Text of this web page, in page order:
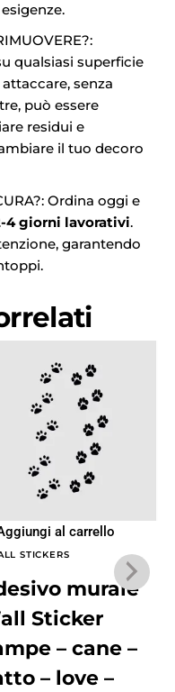
qualsiasi superficie
senza
può essere
residui e
il tuo decoro
Ordina oggi e
4 giorni lavorativi.
garantendo
al carrello
STICKERS
murale
Sticker
– cane –
– love –